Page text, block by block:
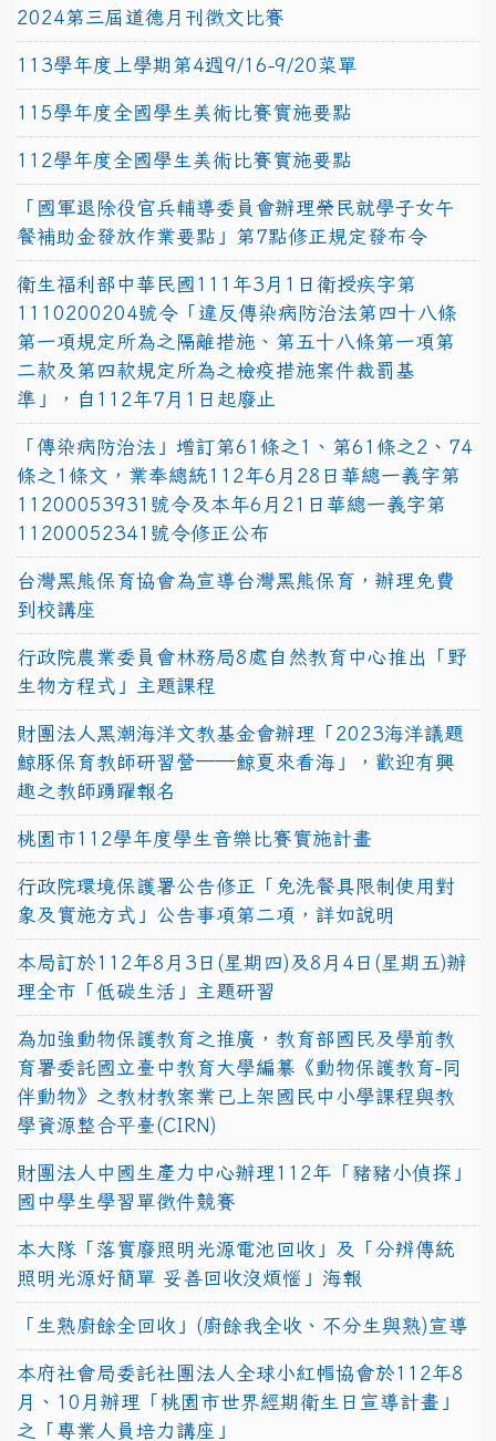
2024第三屆道德月刊徵文比賽
113學年度上學期第4週9/16-9/20菜單
115學年度全國學生美術比賽實施要點
112學年度全國學生美術比賽實施要點
「國軍退除役官兵輔導委員會辦理榮民就學子女午
餐補助金發放作業要點」第7點修正規定發布令
衛生福利部中華民國111年3月1日衛授疾字第
1110200204號令「違反傳染病防治法第四十八條
第一項規定所為之隔離措施、第五十八條第一項第
二款及第四款規定所為之檢疫措施案件裁罰基
準」，自112年7月1日起廢止
「傳染病防治法」增訂第61條之1、第61條之2、74
條之1條文，業奉總統112年6月28日華總一義字第
11200053931號令及本年6月21日華總一義字第
11200052341號令修正公布
台灣黑熊保育協會為宣導台灣黑熊保育，辦理免費
到校講座
行政院農業委員會林務局8處自然教育中心推出「野
生物方程式」主題課程
財團法人黑潮海洋文教基金會辦理「2023海洋議題
鯨豚保育教師研習營──鯨夏來看海」，歡迎有興
趣之教師踴躍報名
桃園市112學年度學生音樂比賽實施計畫
行政院環境保護署公告修正「免洗餐具限制使用對
象及實施方式」公告事項第二項，詳如說明
本局訂於112年8月3日(星期四)及8月4日(星期五)辦
理全市「低碳生活」主題研習
為加強動物保護教育之推廣，教育部國民及學前教
育署委託國立臺中教育大學編纂《動物保護教育-同
伴動物》之教材教案業已上架國民中小學課程與教
學資源整合平臺(CIRN)
財團法人中國生產力中心辦理112年「豬豬小偵探」
國中學生學習單徵件競賽
本大隊「落實廢照明光源電池回收」及「分辨傳統
照明光源好簡單 妥善回收沒煩惱」海報
「生熟廚餘全回收」(廚餘我全收、不分生與熟)宣導
本府社會局委託社團法人全球小紅帽協會於112年8
月、10月辦理「桃園市世界經期衛生日宣導計畫」
之「專業人員培力講座」